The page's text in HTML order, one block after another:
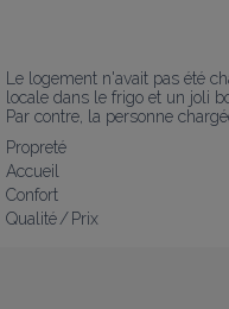
Le logement n'avait pas été
locale dans le frigo et un joli
Par contre, la personne
Propreté
Accueil
Confort
Qualité / Prix